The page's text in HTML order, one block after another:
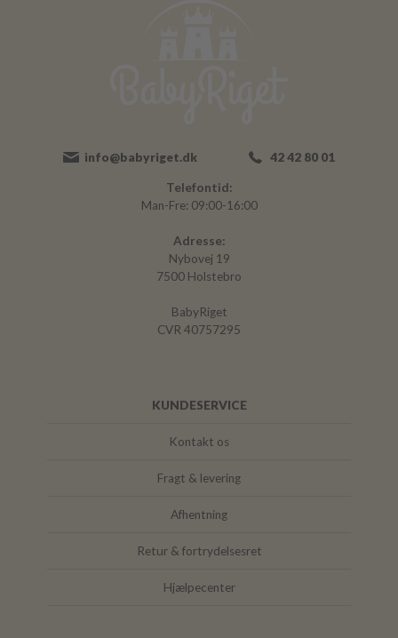
info@babyriget.dk 42 42 80 01
Telefontid:
Man-Fre: 09:00-16:00
Adresse:
Nybovej 19
7500 Holstebro
BabyRiget
CVR 40757295
KUNDESERVICE
Kontakt os
Fragt & levering
Afhentning
Retur & fortrydelsesret
Hjælpecenter